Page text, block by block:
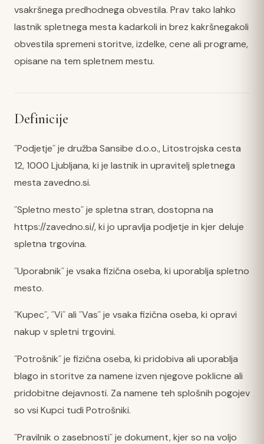
vsakršnega predhodnega obvestila. Prav tako lahko
lastnik spletnega mesta kadarkoli in brez kakršnegakoli
obvestila spremeni storitve, izdelke, cene ali programe,
opisane na tem spletnem mestu.
Definicije
˝Podjetje˝ je družba Sansibe d.o.o., Litostrojska cesta
12, 1000 Ljubljana, ki je lastnik in upravitelj spletnega
mesta zavedno.si.
˝Spletno mesto˝ je spletna stran, dostopna na
https://zavedno.si/, ki jo upravlja podjetje in kjer deluje
spletna trgovina.
˝Uporabnik˝ je vsaka fizična oseba, ki uporablja spletno
mesto.
˝Kupec˝, ˝Vi˝ ali ˝Vas˝ je vsaka fizična oseba, ki opravi
nakup v spletni trgovini.
˝Potrošnik˝ je fizična oseba, ki pridobiva ali uporablja
blago in storitve za namene izven njegove poklicne ali
pridobitne dejavnosti. Za namene teh splošnih pogojev
so vsi Kupci tudi Potrošniki.
˝Pravilnik o zasebnosti˝ je dokument, kjer so na voljo